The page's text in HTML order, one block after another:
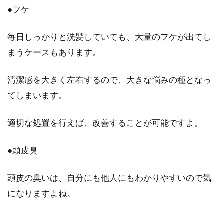
フケの対策方法をご存知ですか？業
界初のクリームもご紹介！
毎日シャンプーをしているのに、髪の根元や肩
●フケ
毎日しっかりと洗髪していても、大量のフケが出てし
まうケースもあります。
清潔感を大きく左右するので、大きな悩みの種となっ
てしまいます。
適切な処置を行えば、改善することが可能ですよ。
●頭皮臭
頭皮の臭いは、自分にも他人にもわかりやすいので気
になりますよね。